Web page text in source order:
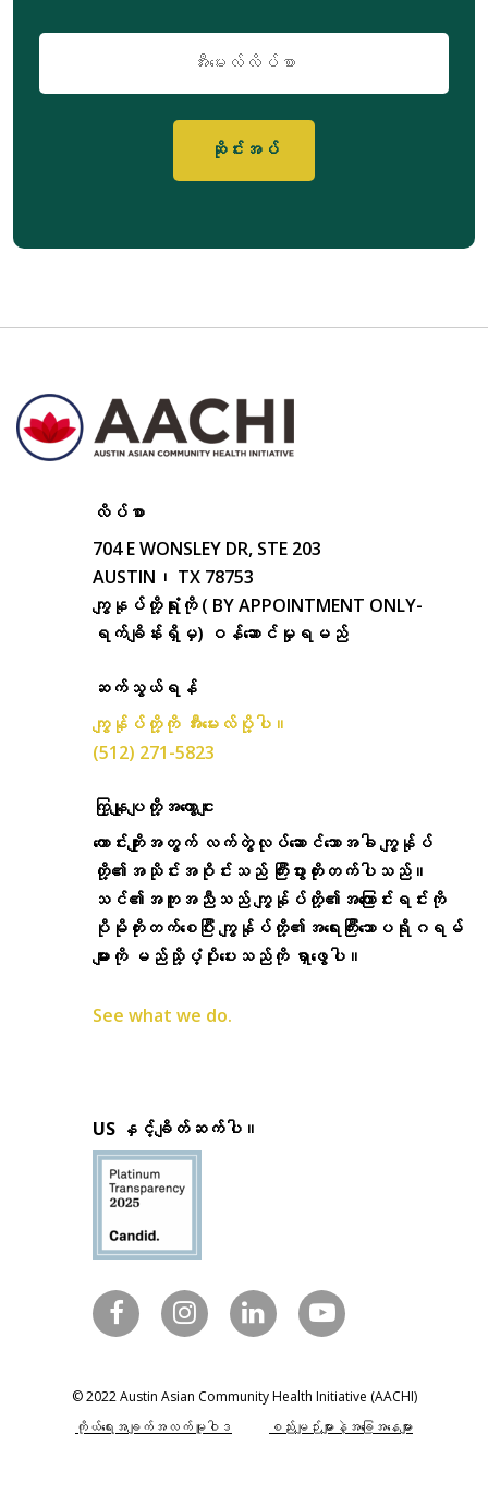
မေး
လိပ်စာ
704 E WONSLEY DR, STE 203
AUSTIN၊ TX 78753
ကျွနုပ်တို့ရုံးကို ( BY APPOINTMENT ONLY-
ရက်ချိန်းရှိမှ) ဝန်ဆောင်မှုရမည်
ဆက်သွယ်ရန်
ကျွန်ုပ်တို့ကို အီးမေးလ်ပို့ပါ။
(512) 271-5823
ကြှနျုပျတို့အကွောငျး
ကောင်းကျိုးအတွက် လက်တွဲလုပ်ဆောင်သောအခါ ကျွန်ုပ်
တို့၏အသိုင်းအဝိုင်းသည် ကြီးပွားတိုးတက်ပါသည်။
သင်၏အကူအညီသည် ကျွန်ုပ်တို့၏အကြောင်းရင်းကို
ပိုမိုတိုးတက်စေပြီး ကျွန်ုပ်တို့၏အရေးကြီးသောပရိုဂရမ်
များကို မည်သို့ပံ့ပိုးပေးသည်ကို ရှာဖွေပါ။
See what we do.
US နှင့်ချိတ်ဆက်ပါ။
© 2022 Austin Asian Community Health Initiative (AACHI)
ကိုယ်ရေးအချက်အလက်မူဝါဒ
စည်းမျဉ်းများနဲ့အခြေအနေများ